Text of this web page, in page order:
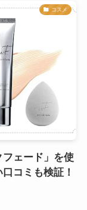
コスメ
ェード」を使
コミも検証！